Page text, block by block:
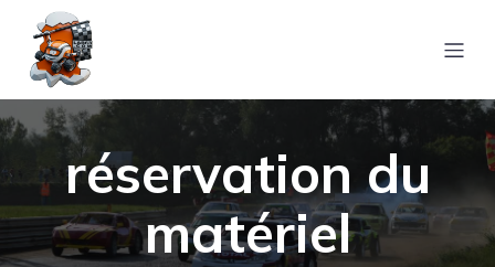
réservation du
matériel